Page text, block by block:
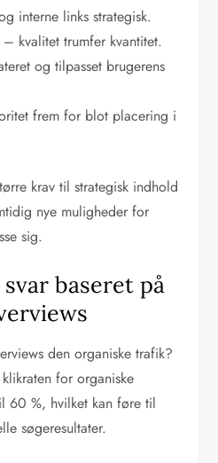
interne links strategisk.
– kvalitet trumfer kvantitet.
og tilpasset brugerens
frem for blot placering i
krav til strategisk indhold
nye muligheder for
sig.
baseret på
den organiske trafik?
for organiske
60 %, hvilket kan føre til
søgeresultater.